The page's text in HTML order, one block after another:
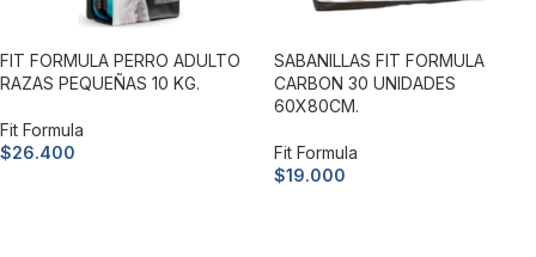
FIT FORMULA PERRO ADULTO
RAZAS PEQUEÑAS 10 KG.
Fit Formula
$26.400
SABANILLAS FIT FORMULA
CARBON 30 UNIDADES
60X80CM.
Fit Formula
$19.000